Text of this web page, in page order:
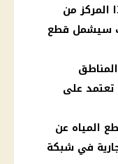
المركز من
سيشمل قطع
تعتمد على
المياه عن
في شبكة